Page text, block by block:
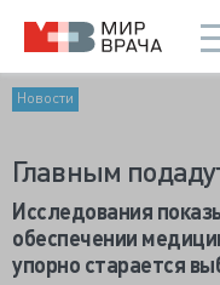
Новости
Главным
Исследования
обеспечении
упорно старается